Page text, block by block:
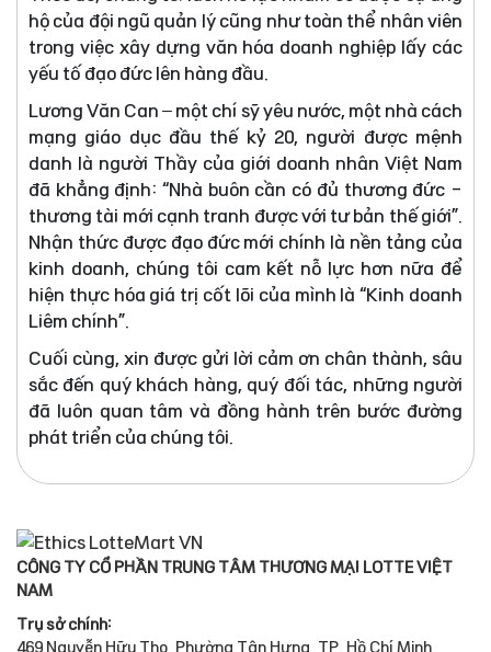
hộ của đội ngũ quản lý cũng như toàn thể nhân viên
trong việc xây dựng văn hóa doanh nghiệp lấy các
yếu tố đạo đức lên hàng đầu.
Lương Văn Can – một chí sỹ yêu nước, một nhà cách
mạng giáo dục đầu thế kỷ 20, người được mệnh
danh là người Thầy của giới doanh nhân Việt Nam
đã khẳng định: “Nhà buôn cần có đủ thương đức -
thương tài mới cạnh tranh được với tư bản thế giới”.
Nhận thức được đạo đức mới chính là nền tảng của
kinh doanh, chúng tôi cam kết nỗ lực hơn nữa để
hiện thực hóa giá trị cốt lõi của mình là “Kinh doanh
Liêm chính”.
Cuối cùng, xin được gửi lời cảm ơn chân thành, sâu
sắc đến quý khách hàng, quý đối tác, những người
đã luôn quan tâm và đồng hành trên bước đường
phát triển của chúng tôi.
CÔNG TY CỔ PHẦN TRUNG TÂM THƯƠNG MẠI LOTTE VIỆT
NAM
Trụ sở chính:
469 Nguyễn Hữu Thọ, Phường Tân Hưng, TP. Hồ Chí Minh